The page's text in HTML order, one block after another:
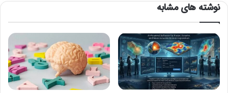
نوشته های مشابه